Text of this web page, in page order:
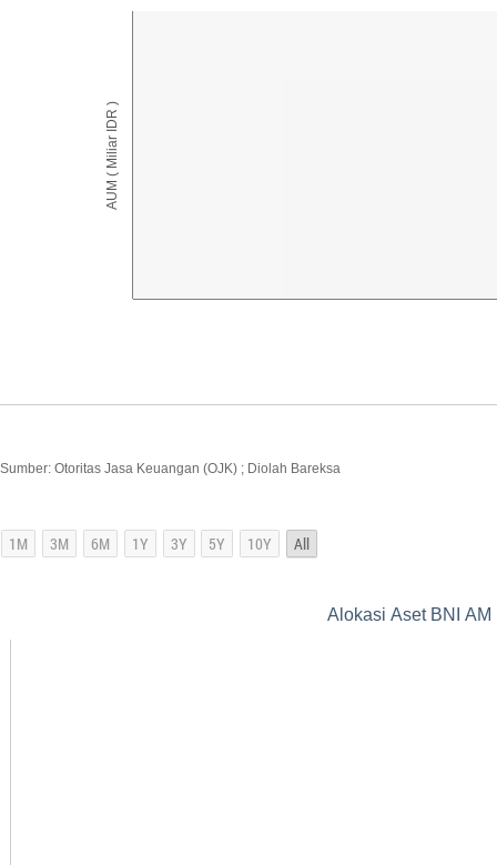
AUM ( Miliar IDR )
Sumber: Otoritas Jasa Keuangan (OJK) ; Diolah Bareksa
Alokasi Aset BNI